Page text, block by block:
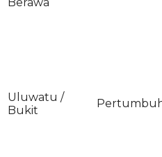
Uluwatu /
Bukit